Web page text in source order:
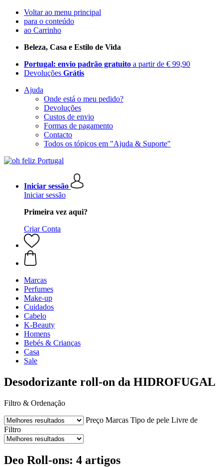
Voltar ao menu principal
para o conteúdo
ao Carrinho
Beleza, Casa e Estilo de Vida
Portugal: envio padrão gratuito a partir de € 99,90
Devoluções Grátis
Ajuda
Onde está o meu pedido?
Devoluções
Custos de envio
Formas de pagamento
Contacto
Todos os tópicos em "Ajuda & Suporte"
Iniciar sessão
Iniciar sessão
Primeira vez aqui?
Criar Conta
Marcas
Perfumes
Make-up
Cuidados
Cabelo
K-Beauty
Homens
Bebés & Crianças
Casa
Sale
Desodorizante roll-on da HIDROFUGAL
Filtro & Ordenação
Preço Marcas Tipo de pele Livre de
Filtro
Deo Roll-ons: 4 artigos